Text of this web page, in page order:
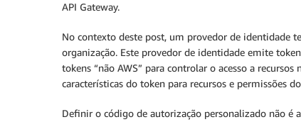
API Gateway.
No contexto deste post, um provedor de identidade
organização. Este provedor de identidade emite
tokens “não AWS” para controlar o acesso a
características do token para recursos e permissões
Definir o código de autorização personalizado não é